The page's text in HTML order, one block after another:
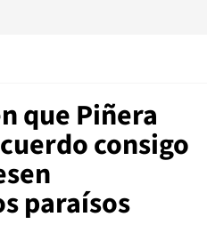
que Piñera
consigo
paraísos